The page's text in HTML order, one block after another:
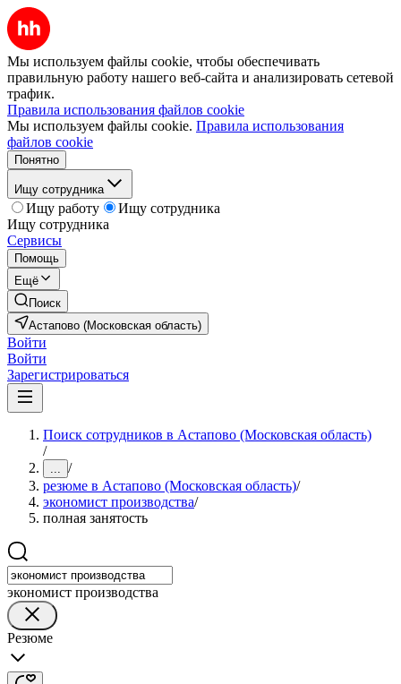
Мы используем файлы cookie, чтобы обеспечивать
правильную работу нашего веб-сайта и анализировать сетевой
трафик.
Правила использования файлов cookie
Мы используем файлы cookie. Правила использования
файлов cookie
Понятно
Ищу сотрудника
Ищу работу
Ищу сотрудника
Ищу сотрудника
Сервисы
Помощь
Ещё
Поиск
Астапово (Московская область)
Войти
Войти
Зарегистрироваться
Поиск сотрудников в Астапово (Московская область)
/
... /
резюме в Астапово (Московская область)/
экономист производства/
полная занятость
экономист производства
Резюме